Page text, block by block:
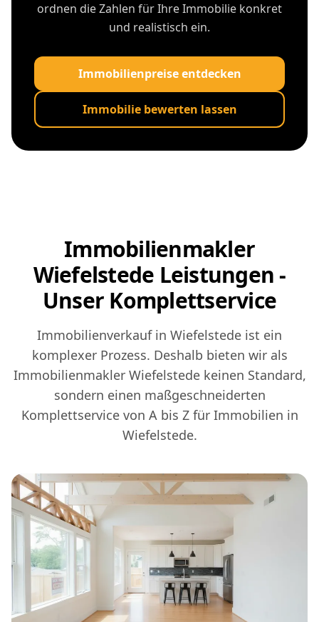
ordnen die Zahlen für Ihre Immobilie konkret
und realistisch ein.
Immobilienpreise entdecken
Immobilie bewerten lassen
Immobilienmakler
Wiefelstede Leistungen -
Unser Komplettservice
Immobilienverkauf in Wiefelstede ist ein
komplexer Prozess. Deshalb bieten wir als
Immobilienmakler Wiefelstede keinen Standard,
sondern einen maßgeschneiderten
Komplettservice von A bis Z für Immobilien in
Wiefelstede.